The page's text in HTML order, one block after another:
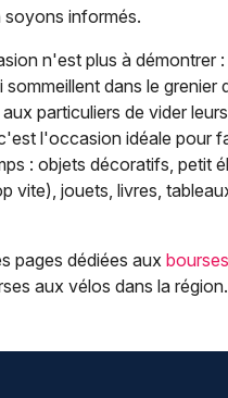
soyons informés.
n'est plus à démontrer
dans le
particuliers de vider
l'occasion idéale pour
: objets décoratifs, petit
vite), jouets, livres,
pages dédiées aux
aux vélos dans la région.